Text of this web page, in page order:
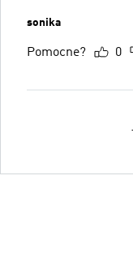
sonika
Pomocne? 0